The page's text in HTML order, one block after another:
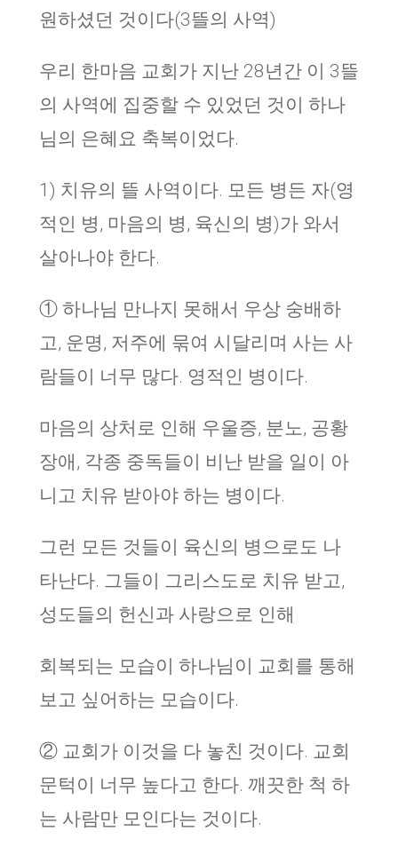
원하셨던 것이다(3뜰의 사역)
우리 한마음 교회가 지난 28년간 이 3뜰
의 사역에 집중할 수 있었던 것이 하나
님의 은혜요 축복이었다.
1) 치유의 뜰 사역이다. 모든 병든 자(영
적인 병, 마음의 병, 육신의 병)가 와서
살아나야 한다.
① 하나님 만나지 못해서 우상 숭배하
고, 운명, 저주에 묶여 시달리며 사는 사
람들이 너무 많다. 영적인 병이다.
마음의 상처로 인해 우울증, 분노, 공황
장애, 각종 중독들이 비난 받을 일이 아
니고 치유 받아야 하는 병이다.
그런 모든 것들이 육신의 병으로도 나
타난다. 그들이 그리스도로 치유 받고,
성도들의 헌신과 사랑으로 인해
회복되는 모습이 하나님이 교회를 통해
보고 싶어하는 모습이다.
② 교회가 이것을 다 놓친 것이다. 교회
문턱이 너무 높다고 한다. 깨끗한 척 하
는 사람만 모인다는 것이다.